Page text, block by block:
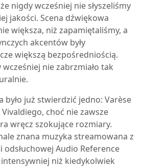
nigdy wcześniej nie słyszeliśmy
jakości. Scena dźwiękowa
większa, niż zapamiętaliśmy, a
akcentów były
większą bezpośredniością.
wcześniej nie zabrzmiało tak
było już stwierdzić jedno: Varèse
choć nie zawsze
wręcz szokujące rozmiary.
znana muzyka streamowana z
odsłuchowej Audio Reference
niż kiedykolwiek